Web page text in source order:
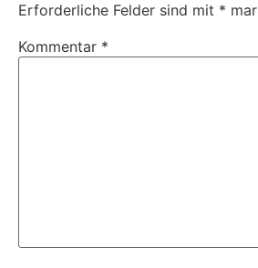
Erforderliche Felder sind mit *
Kommentar *